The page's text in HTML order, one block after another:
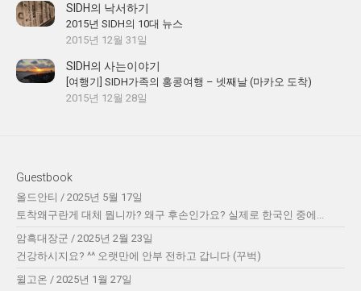
SIDH의 낙서하기
2015년 SIDH의 10대 뉴스
2015년 12월 31일
SIDH의 사는이야기
[여행기] SIDH가족의 홍콩여행 – 넷째날 (마카오 도착)
2015년 12월 28일
Guestbook
올드안티 / 2025년 5월 17일
토착왜구란게 대체 뭡니까? 왜구 후손인가요? 실제로 한국인 중에...
암흑대장군 / 2025년 2월 23일
건강하시지요? ^^ 오랫만에 안부 전하고 갑니다 (꾸벅)
윌고온 / 2025년 1월 27일